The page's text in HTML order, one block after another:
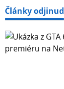
Články odjinud